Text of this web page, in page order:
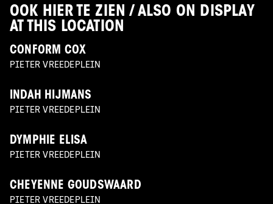
OOK HIER TE ZIEN / ALSO ON DISPLAY
AT THIS LOCATION
CONFORM COX
PIETER VREEDEPLEIN
INDAH HIJMANS
PIETER VREEDEPLEIN
DYMPHIE ELISA
PIETER VREEDEPLEIN
CHEYENNE GOUDSWAARD
PIETER VREEDEPLEIN